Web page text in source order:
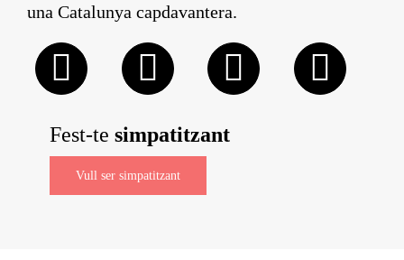
una Catalunya capdavantera.
Fest-te simpatitzant
Vull ser simpatitzant